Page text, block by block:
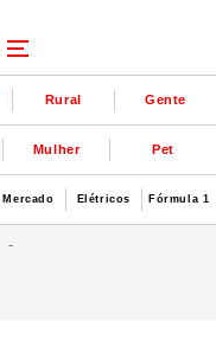
Rural Gente
Mulher Pet
Mercado Elétricos Fórmula 1